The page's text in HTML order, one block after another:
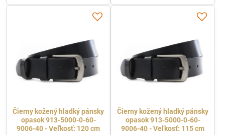
Čierny kožený hladký pánsky
opasok 913-5000-0-60-
9006-40 - Veľkosť: 120 cm
Čierny kožený hladký pánsky
opasok 913-5000-0-60-
9006-40 - Veľkosť: 115 cm